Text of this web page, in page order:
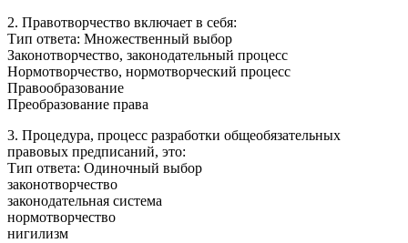
2. Правотворчество включает в себя:
Тип ответа: Множественный выбор
Законотворчество, законодательный процесс
Нормотворчество, нормотворческий процесс
Правообразование
Преобразование права
3. Процедура, процесс разработки общеобязательных
правовых предписаний, это:
Тип ответа: Одиночный выбор
законотворчество
законодательная система
нормотворчество
нигилизм